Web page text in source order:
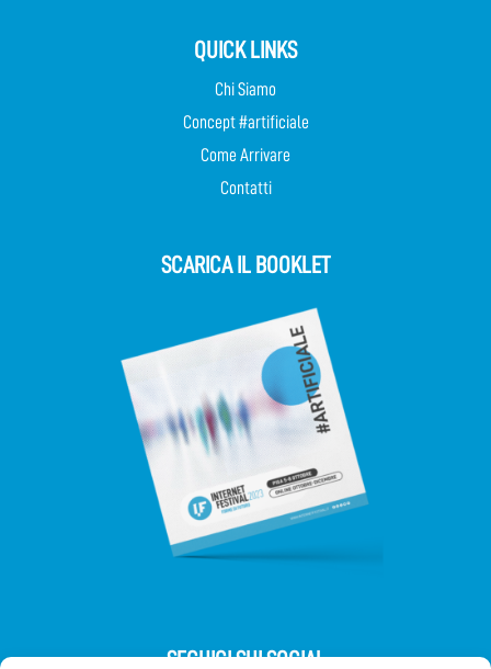
QUICK LINKS
Chi Siamo
Concept #artificiale
Come Arrivare
Contatti
SCARICA IL BOOKLET
SEGUICI SUI SOCIAL